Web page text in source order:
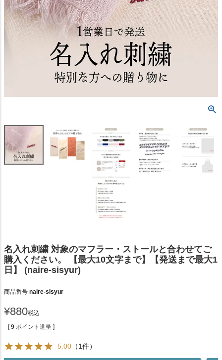
名入れ刺繍 対象のマフラー・ストールと合わせてご
購入ください。 【最大10文字まで】【発送まで最大1
日】 (naire-sisyur)
商品番号 naire-sisyur
¥880税込
[ 9 ポイント進呈 ]
5.00 （1件）